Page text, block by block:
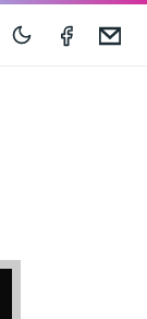
GPS